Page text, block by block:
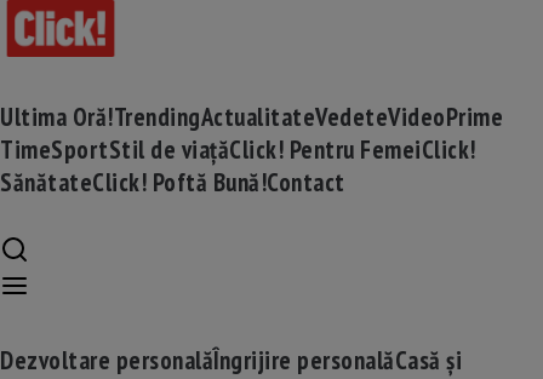
Ultima Oră!TrendingActualitateVedeteVideoPrime
TimeSportStil de viațăClick! Pentru FemeiClick!
SănătateClick! Poftă Bună!Contact
Dezvoltare personalăÎngrijire personalăCasă și